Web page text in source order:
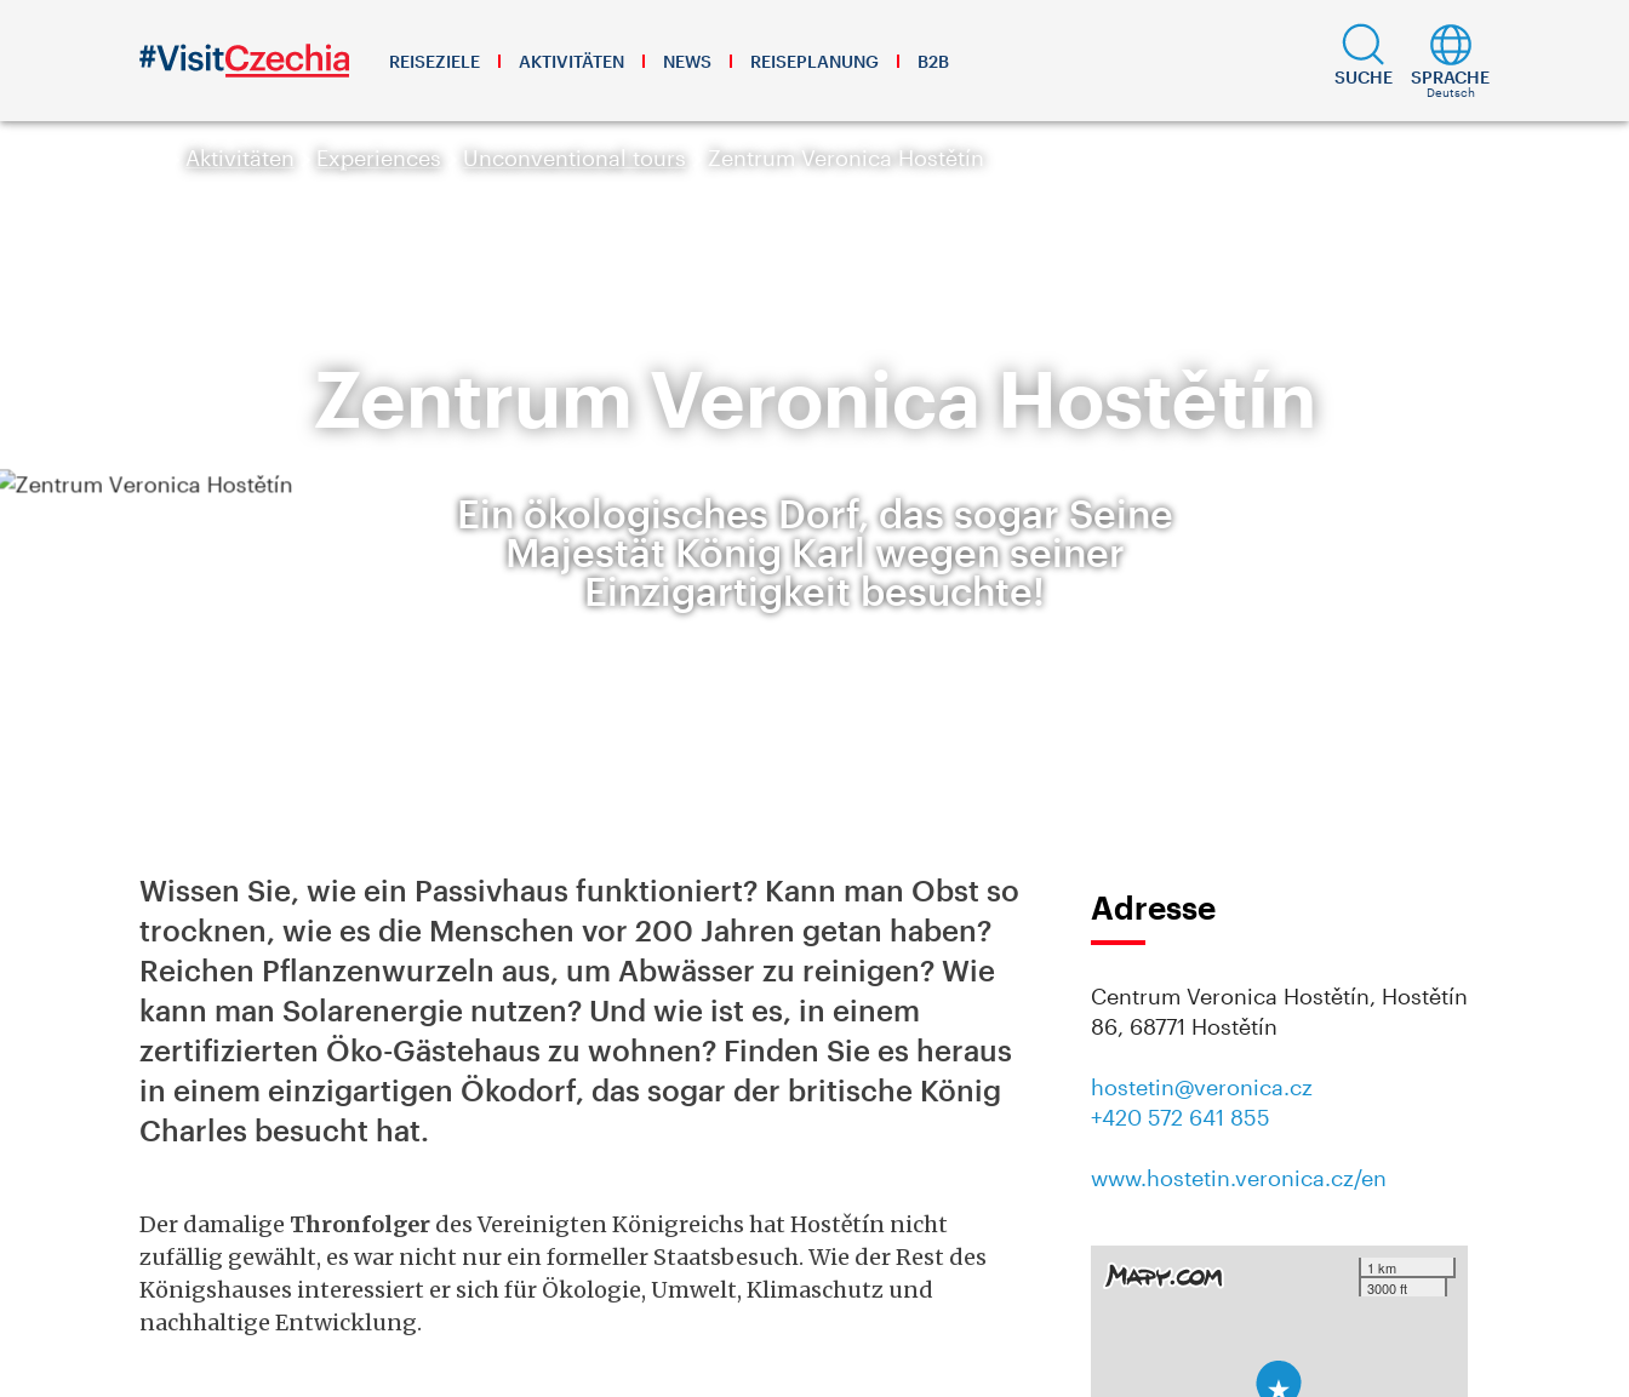
REISEZIELE AKTIVITÄTEN NEWS REISEPLANUNG B2B
SUCHE SPRACHE
Deutsch
Aktivitäten Experiences Unconventional tours Zentrum Veronica Hostětín
Zentrum Veronica Hostětín
Ein ökologisches Dorf, das sogar Seine
Majestät König Karl wegen seiner
Einzigartigkeit besuchte!
Wissen Sie, wie ein Passivhaus funktioniert? Kann man Obst so
trocknen, wie es die Menschen vor 200 Jahren getan haben?
Reichen Pflanzenwurzeln aus, um Abwässer zu reinigen? Wie
kann man Solarenergie nutzen? Und wie ist es, in einem
zertifizierten Öko-Gästehaus zu wohnen? Finden Sie es heraus
in einem einzigartigen Ökodorf, das sogar der britische König
Charles besucht hat.
Der damalige Thronfolger des Vereinigten Königreichs hat Hostětín nicht
zufällig gewählt, es war nicht nur ein formeller Staatsbesuch. Wie der Rest des
Königshauses interessiert er sich für Ökologie, Umwelt, Klimaschutz und
nachhaltige Entwicklung.
Adresse
Centrum Veronica Hostětín, Hostětín
86, 68771 Hostětín
hostetin@veronica.cz
+420 572 641 855
www.hostetin.veronica.cz/en
1 km
3000 ft